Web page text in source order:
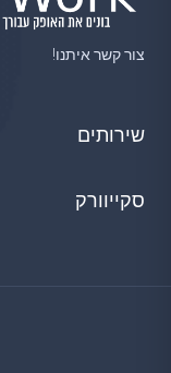
צור קשר איתנו!
שירותים
סקייוורק